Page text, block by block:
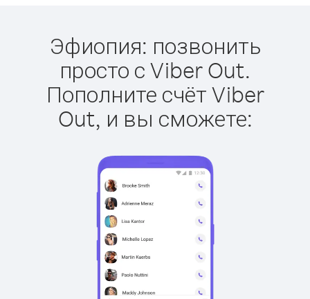
Эфиопия: позвонить
просто с Viber Out.
Пополните счёт Viber
Out, и вы сможете: